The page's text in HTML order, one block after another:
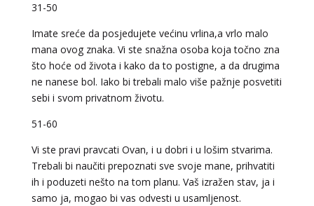
31­-50
Imate sreće da posjedujete većinu vrlina,a vrlo malo
mana ovog znaka. Vi ste snažna osoba koja točno zna
što hoće od života i kako da to postigne, a da drugima
ne nanese bol. Iako bi trebali malo više pažnje posvetiti
sebi i svom privatnom životu.
51­-60
Vi ste pravi pravcati Ovan, i u dobri i u lošim stvarima.
Trebali bi naučiti prepoznati sve svoje mane, prihvatiti
ih i poduzeti nešto na tom planu. Vaš izražen stav, ja i
samo ja, mogao bi vas odvesti u usamljenost.
VESNA BURCSA
/ Kod 55
Tarot savjetnik je slobodan
TEHNIKE:tarot, psihološki razgovori
AMELIE BESSONG / Kod 99